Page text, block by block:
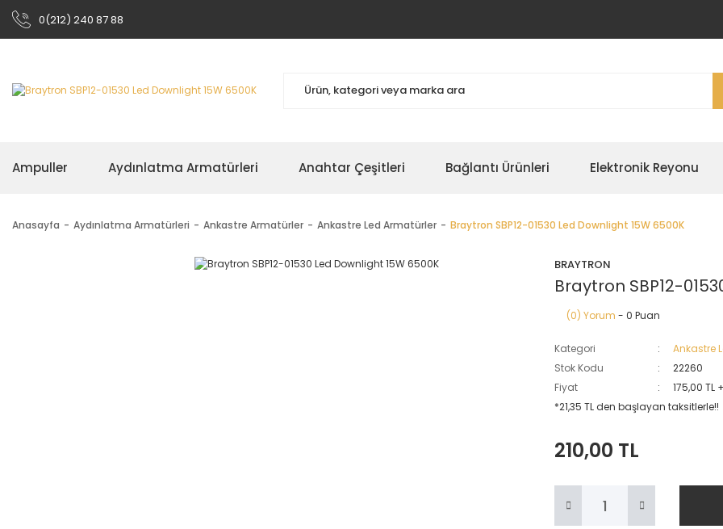
0(212) 240 87 88
Ampuller Aydınlatma Armatürleri Anahtar Çeşitleri Bağlantı Ürünleri Elektronik Reyonu
Anasayfa Aydınlatma Armatürleri Ankastre Armatürler Ankastre Led Armatürler Braytron SBP12-01530 Led Downlight 15W 6500K
BRAYTRON
Braytron SBP12-
(0) Yorum - 0 Puan
Kategori
Ankastre
Stok Kodu
22260
Fiyat
175,00 TL
*21,35 TL den başlayan taksitlerle!!
210,00 TL